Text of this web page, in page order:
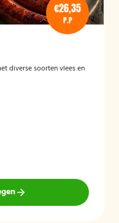
€26,35
P.P
diverse soorten vlees en